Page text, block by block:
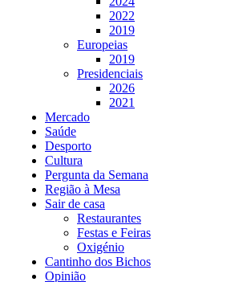
2022
2019
Europeias
2019
Presidenciais
2026
2021
Mercado
Saúde
Desporto
Cultura
Pergunta da Semana
Região à Mesa
Sair de casa
Restaurantes
Festas e Feiras
Oxigénio
Cantinho dos Bichos
Opinião